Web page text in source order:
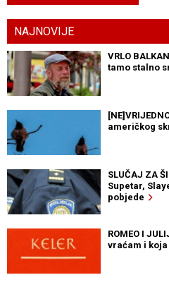
NAJNOVIJE
VRLO
tamo stalno
američkog
SLUČAJ ZA
Supetar,
pobjede
ROMEO I
vraćam i